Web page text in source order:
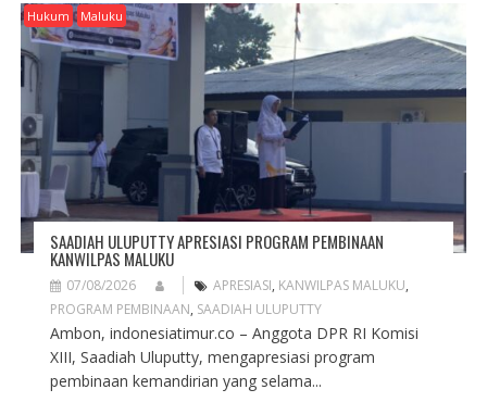
G
A
T
O
N
Hukum Maluku
SAADIAH ULUPUTTY APRESIASI PROGRAM PEMBINAAN
KANWILPAS MALUKU
07/08/2026 APRESIASI, KANWILPAS MALUKU,
PROGRAM PEMBINAAN, SAADIAH ULUPUTTY
Ambon, indonesiatimur.co – Anggota DPR RI Komisi
XIII, Saadiah Uluputty, mengapresiasi program
pembinaan kemandirian yang selama...